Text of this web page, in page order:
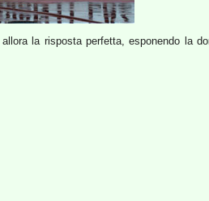
la risposta perfetta, esponendo la